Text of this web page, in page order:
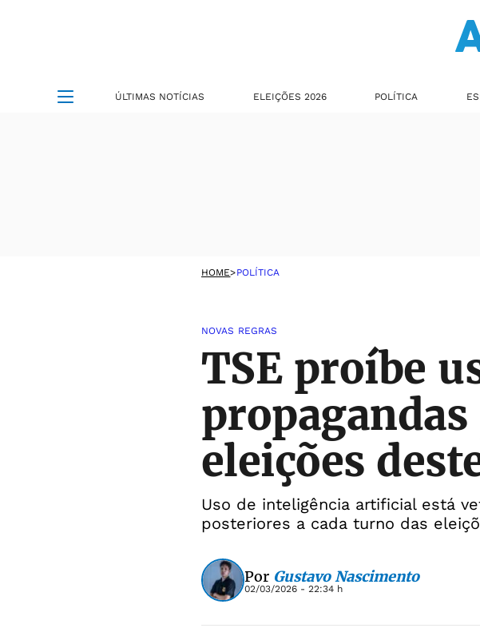
ÚLTIMAS NOTÍCIAS ELEIÇÕES 2026 POLÍTICA
HOME>POLÍTICA
NOVAS REGRAS
TSE proíbe
eleições
Uso de inteligência artificial está
posteriores a cada turno das
Por Gustavo Nascimento
02/03/2026 - 22:34 h